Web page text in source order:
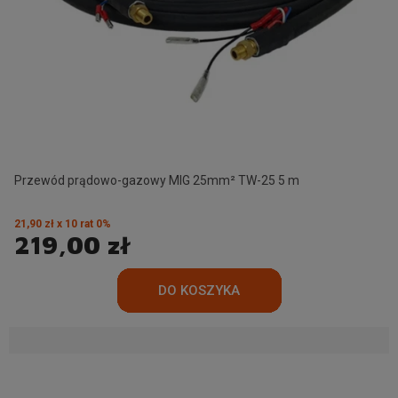
Przewód prądowo-gazowy MIG 25mm² TW-25 5 m
219,00 zł
21,90 zł x 10 rat 0%